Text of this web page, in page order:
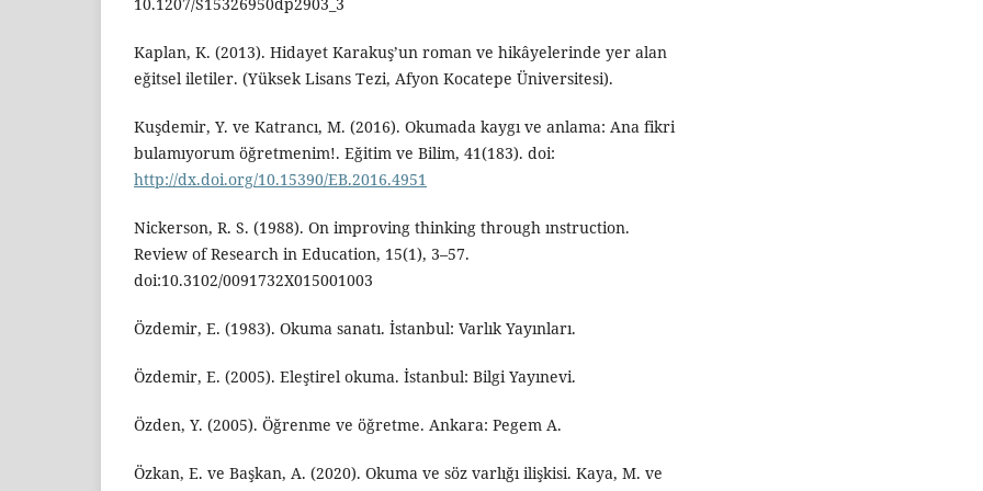
Kaplan, K. (2013). Hidayet Karakuş’un roman ve hikâyelerinde yer alan
eğitsel iletiler. (Yüksek Lisans Tezi, Afyon Kocatepe Üniversitesi).
Kuşdemir, Y. ve Katrancı, M. (2016). Okumada kaygı ve anlama: Ana fikri
bulamıyorum öğretmenim!. Eğitim ve Bilim, 41(183). doi:
http://dx.doi.org/10.15390/EB.2016.4951
Nickerson, R. S. (1988). On improving thinking through ınstruction.
Review of Research in Education, 15(1), 3–57.
doi:10.3102/0091732X015001003
Özdemir, E. (1983). Okuma sanatı. İstanbul: Varlık Yayınları.
Özdemir, E. (2005). Eleştirel okuma. İstanbul: Bilgi Yayınevi.
Özden, Y. (2005). Öğrenme ve öğretme. Ankara: Pegem A.
Özkan, E. ve Başkan, A. (2020). Okuma ve söz varlığı ilişkisi. Kaya, M. ve